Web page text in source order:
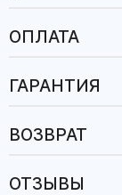
ОПЛАТА
ГАРАНТИЯ
ВОЗВРАТ
ОТЗЫВЫ